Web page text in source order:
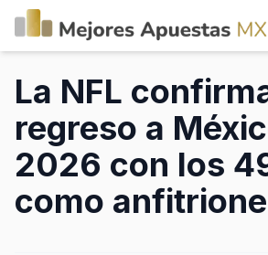
La NFL
regreso a
2026 con los
como